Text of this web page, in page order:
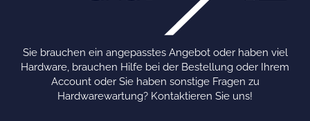
Sie brauchen ein angepasstes Angebot oder haben viel
Hardware, brauchen Hilfe bei der Bestellung oder Ihrem
Account oder Sie haben sonstige Fragen zu
Hardwarewartung? Kontaktieren Sie uns!